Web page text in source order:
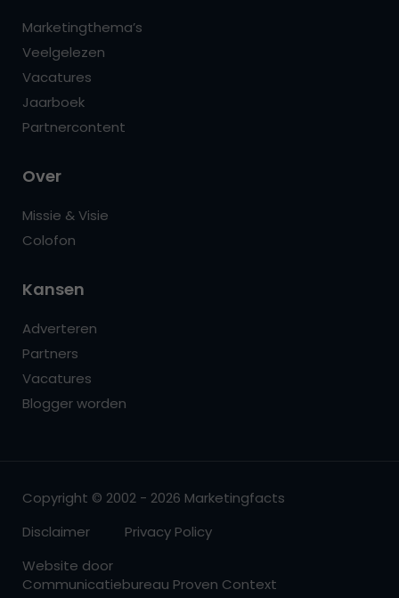
Marketingthema’s
Veelgelezen
Vacatures
Jaarboek
Partnercontent
Over
Missie & Visie
Colofon
Kansen
Adverteren
Partners
Vacatures
Blogger worden
Copyright © 2002 - 2026 Marketingfacts
Disclaimer
Privacy Policy
Website door
Communicatiebureau Proven Context